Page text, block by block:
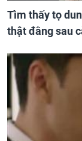
Tìm thấy tọ
thật đằng sau